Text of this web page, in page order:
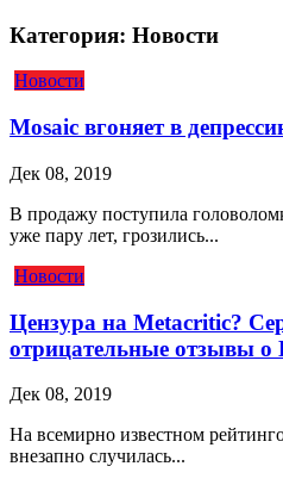
Категория: Новости
Новости
Mosaic вгоняет в
Дек 08, 2019
В продажу поступила
уже пару лет, грозились...
Новости
Цензура на Metacritic?
отрицательные отзывы о
Дек 08, 2019
На всемирно известном
внезапно случилась...